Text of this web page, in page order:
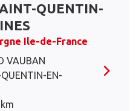
QUENTIN-
Ile-de-France
VAUBAN
EN-